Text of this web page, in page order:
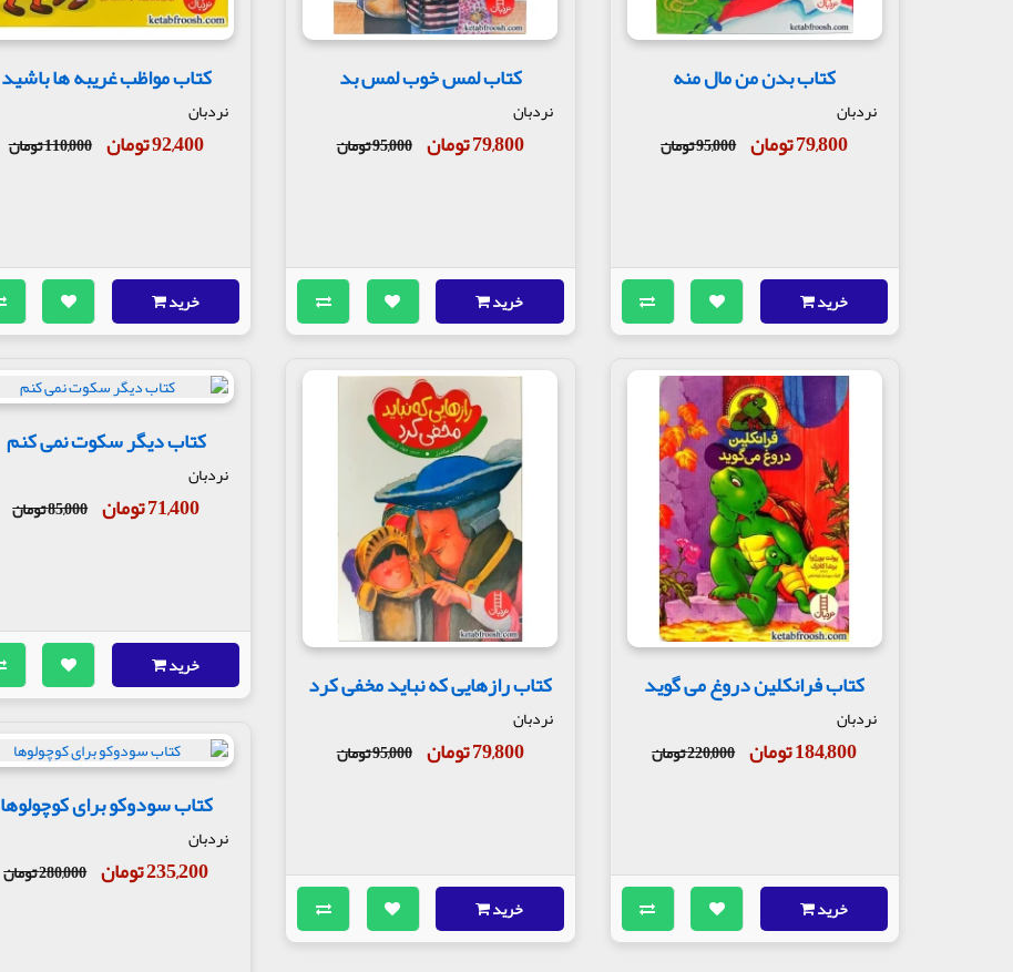
کتاب بدن من مال منه
نردبان
79,800 تومان 95,000 تومان
خرید
کتاب لمس خوب لمس بد
نردبان
79,800 تومان 95,000 تومان
خرید
کتاب مواظب غریبه ها باشید
نردبان
92,400 تومان 110,000 تومان
خرید
کتاب فرانکلین دروغ می گوید
نردبان
184,800 تومان 220,000 تومان
خرید
کتاب رازهایی که نباید مخفی کرد
نردبان
79,800 تومان 95,000 تومان
خرید
کتاب دیگر سکوت نمی کنم
نردبان
71,400 تومان 85,000 تومان
خرید
کتاب سودوکو برای کوچولوها
نردبان
235,200 تومان 280,000 تومان